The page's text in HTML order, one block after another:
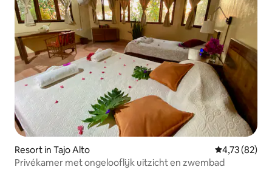
Resort in Tajo Alto Gemiddelde
4,73 (82)
Privékamer met ongelooflijk uitzicht en zwembad